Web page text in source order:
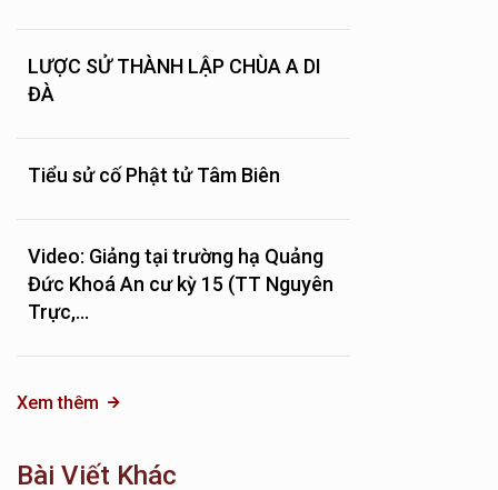
LƯỢC SỬ THÀNH LẬP CHÙA A DI
ĐÀ
Tiểu sử cố Phật tử Tâm Biên
Video: Giảng tại trường hạ Quảng
Đức Khoá An cư kỳ 15 (TT Nguyên
Trực,...
Xem thêm
Bài Viết Khác